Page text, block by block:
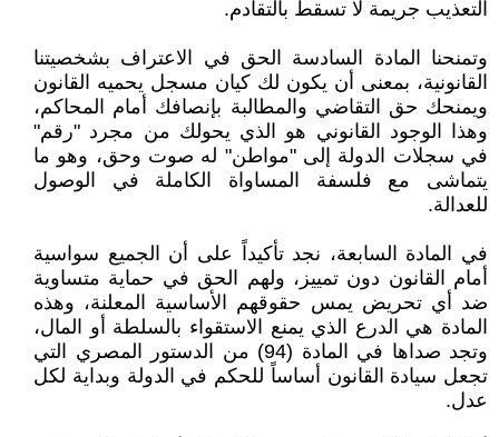
التعذيب جريمة لا تسقط بالتقادم.
وتمنحنا المادة السادسة الحق في الاعتراف بشخصيتنا
القانونية، بمعنى أن يكون لك كيان مسجل يحميه القانون
ويمنحك حق التقاضي والمطالبة بإنصافك أمام المحاكم،
وهذا الوجود القانوني هو الذي يحولك من مجرد "رقم"
في سجلات الدولة إلى "مواطن" له صوت وحق، وهو ما
يتماشى مع فلسفة المساواة الكاملة في الوصول
للعدالة.
في المادة السابعة، نجد تأكيداً على أن الجميع سواسية
أمام القانون دون تمييز، ولهم الحق في حماية متساوية
ضد أي تحريض يمس حقوقهم الأساسية المعلنة، وهذه
المادة هي الدرع الذي يمنع الاستقواء بالسلطة أو المال،
وتجد صداها في المادة (94) من الدستور المصري التي
تجعل سيادة القانون أساساً للحكم في الدولة وبداية لكل
عدل.